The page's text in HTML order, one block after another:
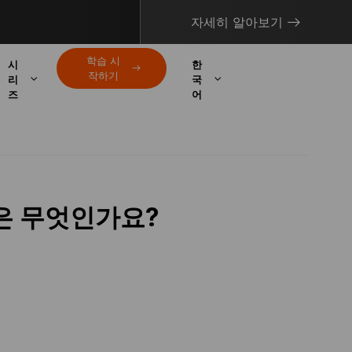
자세히 알아보기
시
리
즈
학습 시
작하기
한
국
어
무엇인가요?